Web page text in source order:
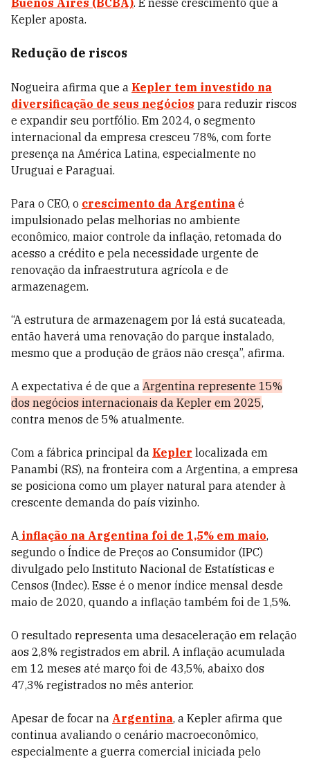
Buenos Aires (BCBA). É nesse crescimento que a
Kepler aposta.
Redução de riscos
Nogueira afirma que a Kepler tem investido na
diversificação de seus negócios para reduzir riscos
e expandir seu portfólio. Em 2024, o segmento
internacional da empresa cresceu 78%, com forte
presença na América Latina, especialmente no
Uruguai e Paraguai.
Para o CEO, o crescimento da Argentina é
impulsionado pelas melhorias no ambiente
econômico, maior controle da inflação, retomada do
acesso a crédito e pela necessidade urgente de
renovação da infraestrutura agrícola e de
armazenagem.
“A estrutura de armazenagem por lá está sucateada,
então haverá uma renovação do parque instalado,
mesmo que a produção de grãos não cresça”, afirma.
A expectativa é de que a Argentina represente 15%
dos negócios internacionais da Kepler em 2025,
contra menos de 5% atualmente.
Com a fábrica principal da Kepler localizada em
Panambi (RS), na fronteira com a Argentina, a empresa
se posiciona como um player natural para atender à
crescente demanda do país vizinho.
A inflação na Argentina foi de 1,5% em maio,
segundo o Índice de Preços ao Consumidor (IPC)
divulgado pelo Instituto Nacional de Estatísticas e
Censos (Indec). Esse é o menor índice mensal desde
maio de 2020, quando a inflação também foi de 1,5%.
O resultado representa uma desaceleração em relação
aos 2,8% registrados em abril. A inflação acumulada
em 12 meses até março foi de 43,5%, abaixo dos
47,3% registrados no mês anterior.
Apesar de focar na Argentina, a Kepler afirma que
continua avaliando o cenário macroeconômico,
especialmente a guerra comercial iniciada pelo